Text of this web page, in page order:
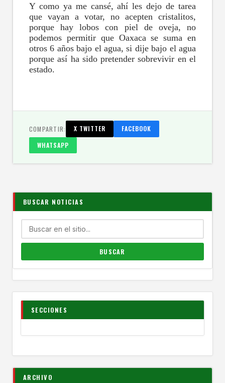
Y como ya me cansé, ahí les dejo de tarea
que vayan a votar, no acepten cristalitos,
porque hay lobos con piel de oveja, no
podemos permitir que Oaxaca se suma en
otros 6 años bajo el agua, si dije bajo el agua
porque así ha sido pretender sobrevivir en el
estado.
COMPARTIR: X TWITTER
FACEBOOK
WHATSAPP
BUSCAR NOTICIAS
SECCIONES
ARCHIVO